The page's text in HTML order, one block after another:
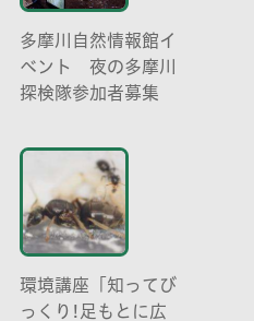
多摩川自然情報館イ
ベント 夜の多摩川
探検隊参加者募集
環境講座「知ってび
っくり!足もとに広